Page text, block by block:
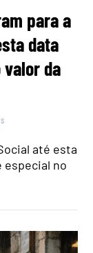
para a
data
da
até esta
especial no